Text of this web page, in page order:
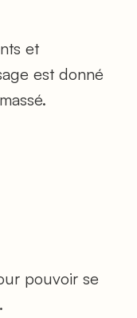
et
est donné
pouvoir se